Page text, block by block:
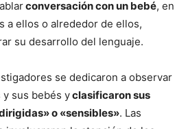
conversación con un bebé, en
a ellos o alrededor de ellos,
su desarrollo del lenguaje.
se dedicaron a observar
y sus bebés yclasificaron sus
o «sensibles». Las